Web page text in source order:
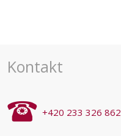
Kontakt
+420 233 326 862